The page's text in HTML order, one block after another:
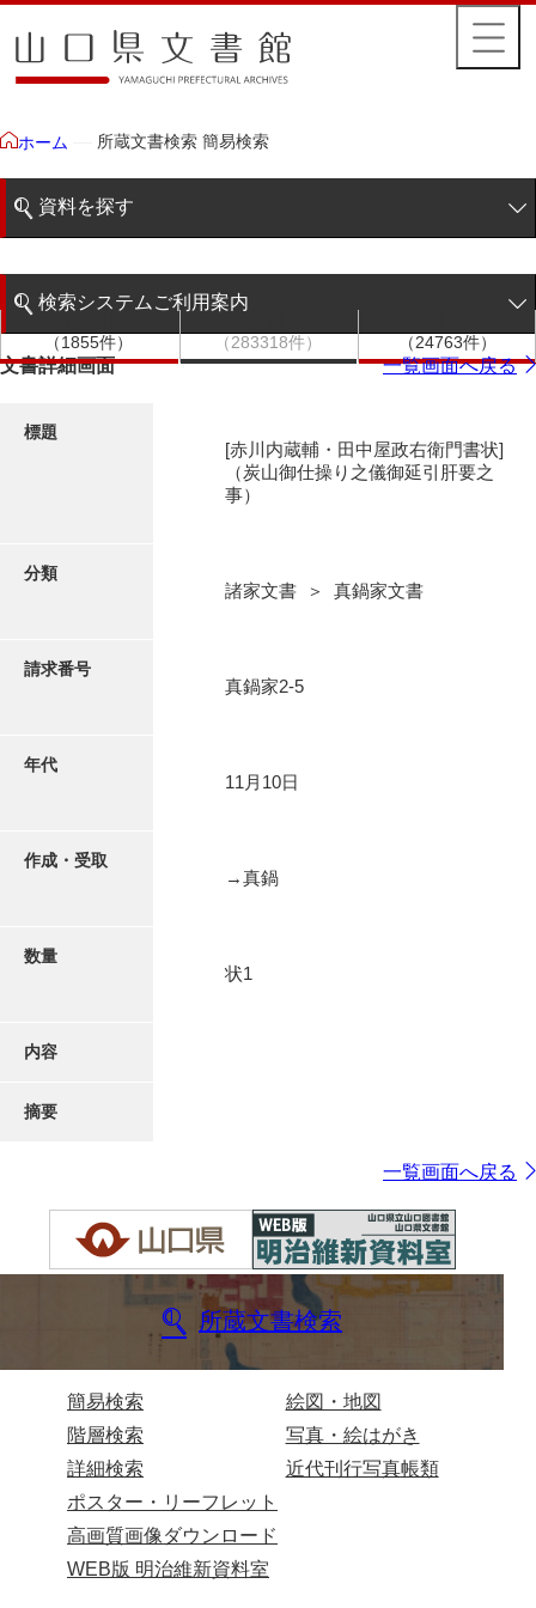
ホーム 所蔵文書検索 簡易検索
資料を探す
階層検索
高画質画像ダウンロード
検索システムご利用案内
検索システムの利用について
（1855件）
（283318件）
（24763件）
文書詳細画面 一覧画面へ戻る
標題
[赤川内蔵輔・田中屋政右衛門書状]
（炭山御仕操り之儀御延引肝要之
事）
分類
諸家文書 ＞ 真鍋家文書
請求番号
真鍋家2-5
年代
11月10日
作成・受取
→真鍋
数量
状1
内容
摘要
一覧画面へ戻る
所蔵文書検索
簡易検索
階層検索
詳細検索
絵図・地図
写真・絵はがき
近代刊行写真帳類
ポスター・リーフレット
高画質画像ダウンロード
WEB版 明治維新資料室